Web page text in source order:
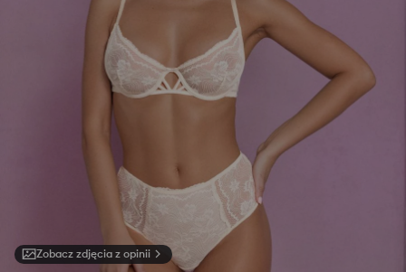
Zobacz zdjęcia z opinii